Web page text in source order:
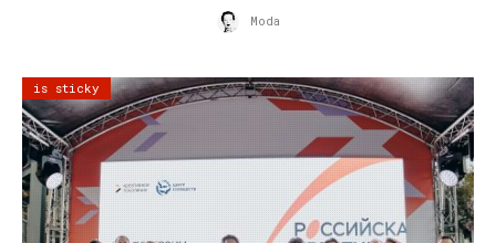
Moda
is sticky